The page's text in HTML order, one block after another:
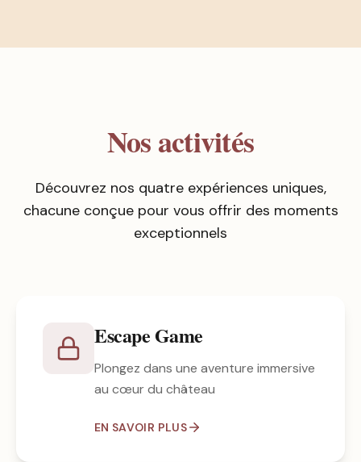
Nos activités
Découvrez nos quatre expériences uniques,
chacune conçue pour vous offrir des moments
exceptionnels
Escape Game
Plongez dans une aventure immersive
au cœur du château
EN SAVOIR PLUS